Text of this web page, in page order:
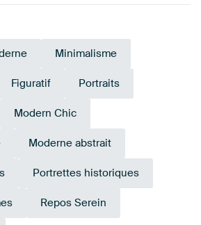
Minimalisme
Figuratif Portraits
Modern Chic
Moderne abstrait
Portrettes historiques
Repos Serein